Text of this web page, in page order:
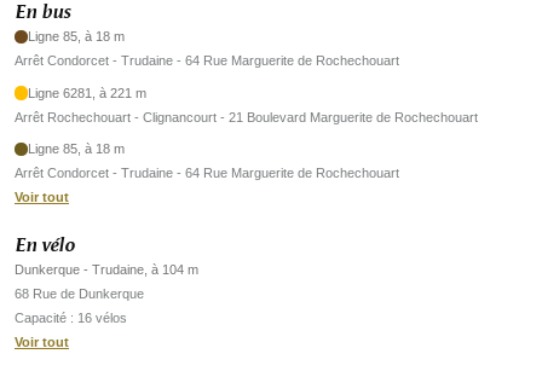
En bus
Ligne 85, à 18 m
Arrêt Condorcet - Trudaine - 64 Rue Marguerite de Rochechouart
Ligne 6281, à 221 m
Arrêt Rochechouart - Clignancourt - 21 Boulevard Marguerite de Rochechouart
Ligne 85, à 18 m
Arrêt Condorcet - Trudaine - 64 Rue Marguerite de Rochechouart
Voir tout
En vélo
Dunkerque - Trudaine, à 104 m
68 Rue de Dunkerque
Capacité : 16 vélos
Voir tout